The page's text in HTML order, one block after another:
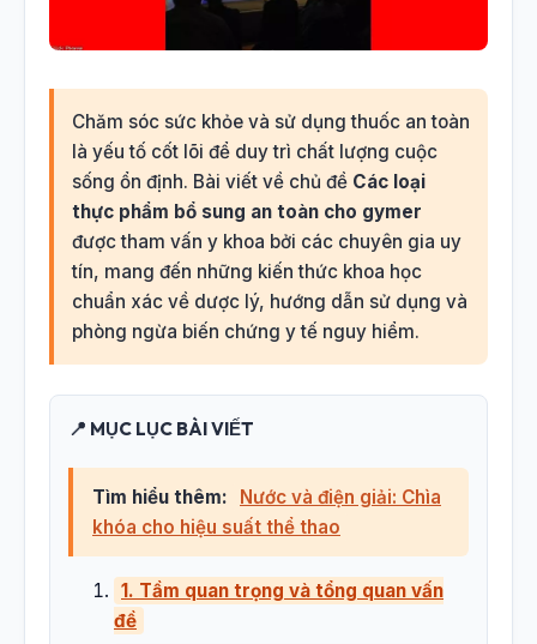
Chăm sóc sức khỏe và sử dụng thuốc an toàn
là yếu tố cốt lõi để duy trì chất lượng cuộc
sống ổn định. Bài viết về chủ đề Các loại
thực phẩm bổ sung an toàn cho gymer
được tham vấn y khoa bởi các chuyên gia uy
tín, mang đến những kiến thức khoa học
chuẩn xác về dược lý, hướng dẫn sử dụng và
phòng ngừa biến chứng y tế nguy hiểm.
📍 MỤC LỤC BÀI VIẾT
Tìm hiểu thêm:
Nước và điện giải: Chìa
khóa cho hiệu suất thể thao
1. Tầm quan trọng và tổng quan vấn
đề